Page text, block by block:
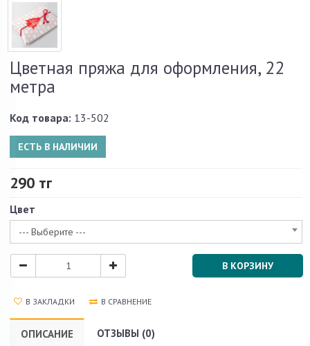
Цветная пряжа для оформления, 22
метра
Код товара: 13-502
ЕСТЬ В НАЛИЧИИ
290 тг
Цвет
--- Выберите ---
В КОРЗИНУ
В ЗАКЛАДКИ В СРАВНЕНИЕ
ОПИСАНИЕ ОТЗЫВЫ (0)